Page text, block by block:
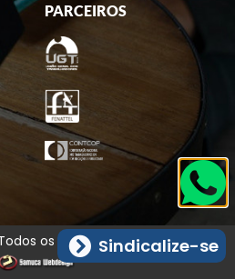
PARCEIROS
os direitos reservados.
Sindicalize-se